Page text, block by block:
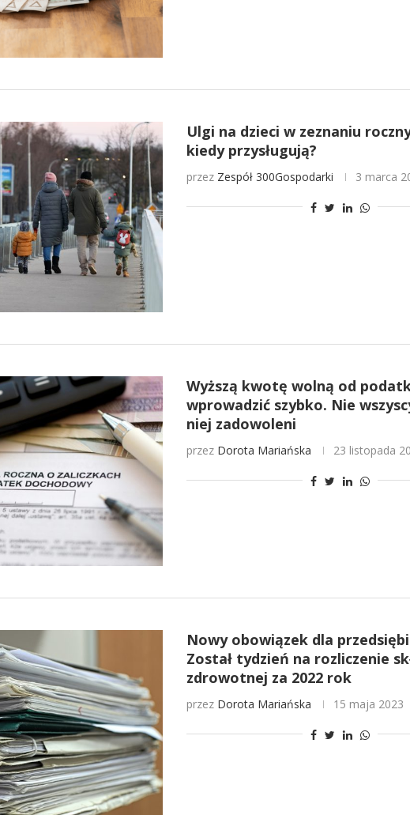
Ulgi na dzieci w zeznaniu
kiedy przysługują?
przez Zespół 300Gospodarki 3 marca
Wyższą kwotę wolną od
wprowadzić szybko. Nie
niej zadowoleni
przez Dorota Mariańska 23 listopada
Nowy obowiązek dla
Został tydzień na rozliczenie
zdrowotnej za 2022 rok
przez Dorota Mariańska 15 maja 2023